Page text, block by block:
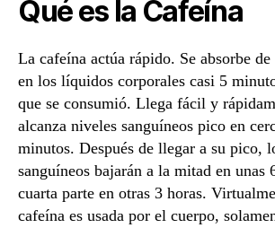
Qué es la Cafeína
La cafeína actúa rápido. Se absorbe
en los líquidos corporales casi 5
que se consumió. Llega fácil y
alcanza niveles sanguíneos pico en
minutos. Después de llegar a su pico,
sanguíneos bajarán a la mitad en unas
cuarta parte en otras 3 horas.
cafeína es usada por el cuerpo,